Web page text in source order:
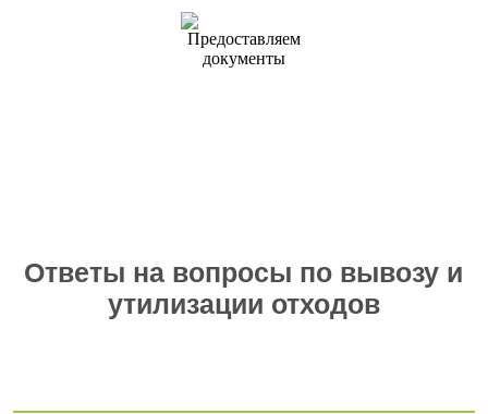
Ответы на вопросы по вывозу и
утилизации отходов